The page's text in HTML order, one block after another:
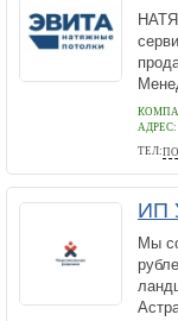
АДРЕС:
ТЕЛ:+7
ИП
Мы